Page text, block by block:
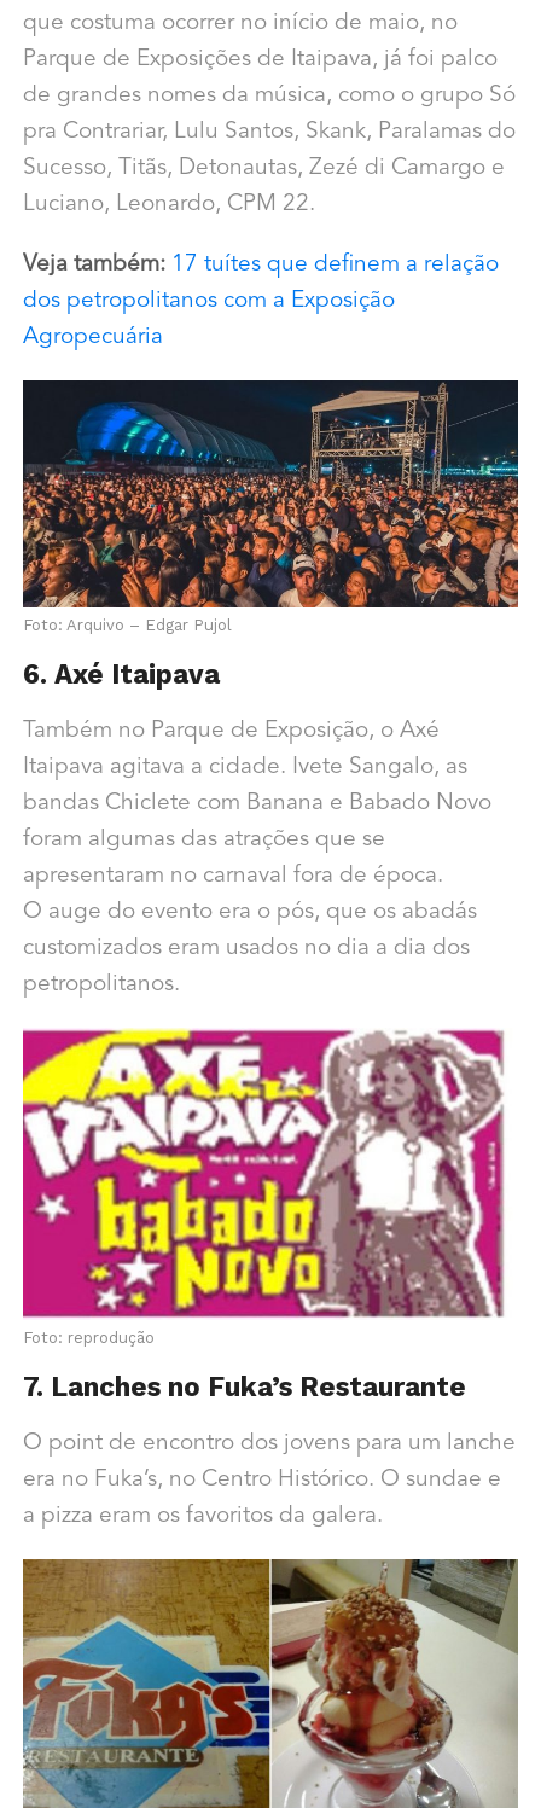
que costuma ocorrer no início de maio, no
Parque de Exposições de Itaipava, já foi palco
de grandes nomes da música, como o grupo Só
pra Contrariar, Lulu Santos, Skank, Paralamas do
Sucesso, Titãs, Detonautas, Zezé di Camargo e
Luciano, Leonardo, CPM 22.
Veja também: 17 tuítes que definem a relação
dos petropolitanos com a Exposição
Agropecuária
Foto: Arquivo – Edgar Pujol
6. Axé Itaipava
Também no Parque de Exposição, o Axé
Itaipava agitava a cidade. Ivete Sangalo, as
bandas Chiclete com Banana e Babado Novo
foram algumas das atrações que se
apresentaram no carnaval fora de época.
O auge do evento era o pós, que os abadás
customizados eram usados no dia a dia dos
petropolitanos.
Foto: reprodução
7. Lanches no Fuka’s Restaurante
O point de encontro dos jovens para um lanche
era no Fuka’s, no Centro Histórico. O sundae e
a pizza eram os favoritos da galera.